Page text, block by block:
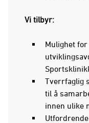
Vi tilbyr:
Mulighet
Tverrfaglig
til å
innen ulike